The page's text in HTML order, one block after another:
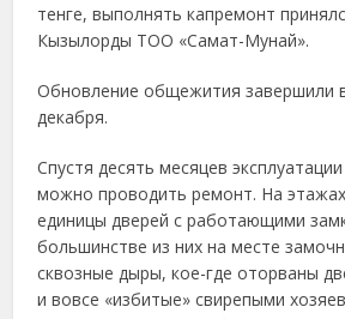
тенге, выполнять капремонт
Кызылорды ТОО «Самат-Мунай».
Обновление общежития завершили
декабря.
Спустя десять месяцев
можно проводить ремонт. На
единицы дверей с работающими
большинстве из них на месте
сквозные дыры, кое-где оторваны
и вовсе «избитые» свирепыми